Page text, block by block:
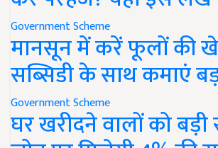
Government Scheme
मानसून में करें फूलों की
सब्सिडी के साथ कमाएं
Government Scheme
घर खरीदने वालों को बड़ी